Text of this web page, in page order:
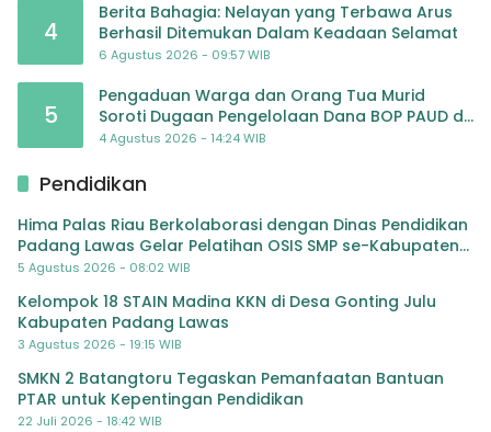
4
Berita Bahagia: Nelayan yang Terbawa Arus
Berhasil Ditemukan Dalam Keadaan Selamat
6 Agustus 2026 - 09:57 WIB
5
Pengaduan Warga dan Orang Tua Murid
Soroti Dugaan Pengelolaan Dana BOP PAUD di
TK Al-Ikhlas Tapanuli Selatan
4 Agustus 2026 - 14:24 WIB
Pendidikan
Hima Palas Riau Berkolaborasi dengan Dinas Pendidikan
Padang Lawas Gelar Pelatihan OSIS SMP se-Kabupaten
Padang Lawas
5 Agustus 2026 - 08:02 WIB
Kelompok 18 STAIN Madina KKN di Desa Gonting Julu
Kabupaten Padang Lawas
3 Agustus 2026 - 19:15 WIB
SMKN 2 Batangtoru Tegaskan Pemanfaatan Bantuan
PTAR untuk Kepentingan Pendidikan
22 Juli 2026 - 18:42 WIB